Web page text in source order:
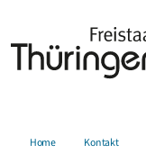
Home Kontakt